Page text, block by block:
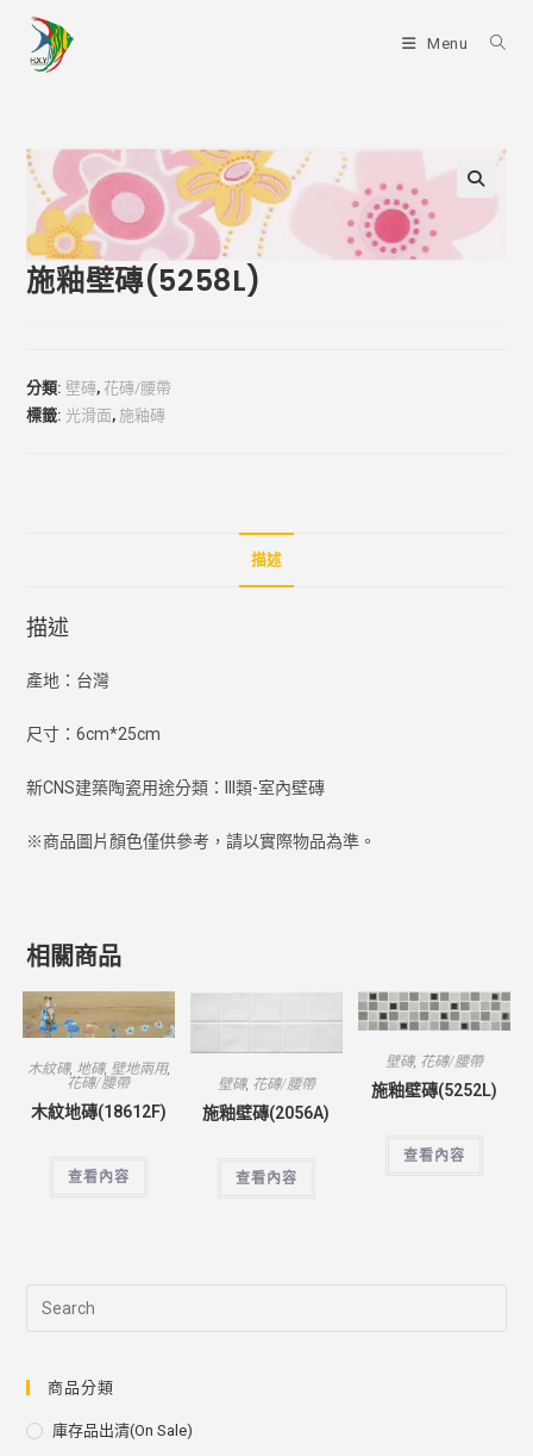
content
Menu
施釉壁磚(5258L)
分類:壁磚, 花磚/腰帶
標籤: 光滑面,施釉磚
描述
描述
產地：台灣
尺寸：6cm*25cm
新CNS建築陶瓷用途分類：III類-室內壁磚
※商品圖片顏色僅供參考，請以實際物品為準。
相關商品
木紋磚, 地磚, 壁地兩用,
花磚/腰帶
木紋地磚(18612F)
查看內容
壁磚, 花磚/腰帶
施釉壁磚(2056A)
查看內容
壁磚, 花磚/腰帶
施釉壁磚(5252L)
查看內容
商品分類
庫存品出清(on Sale)